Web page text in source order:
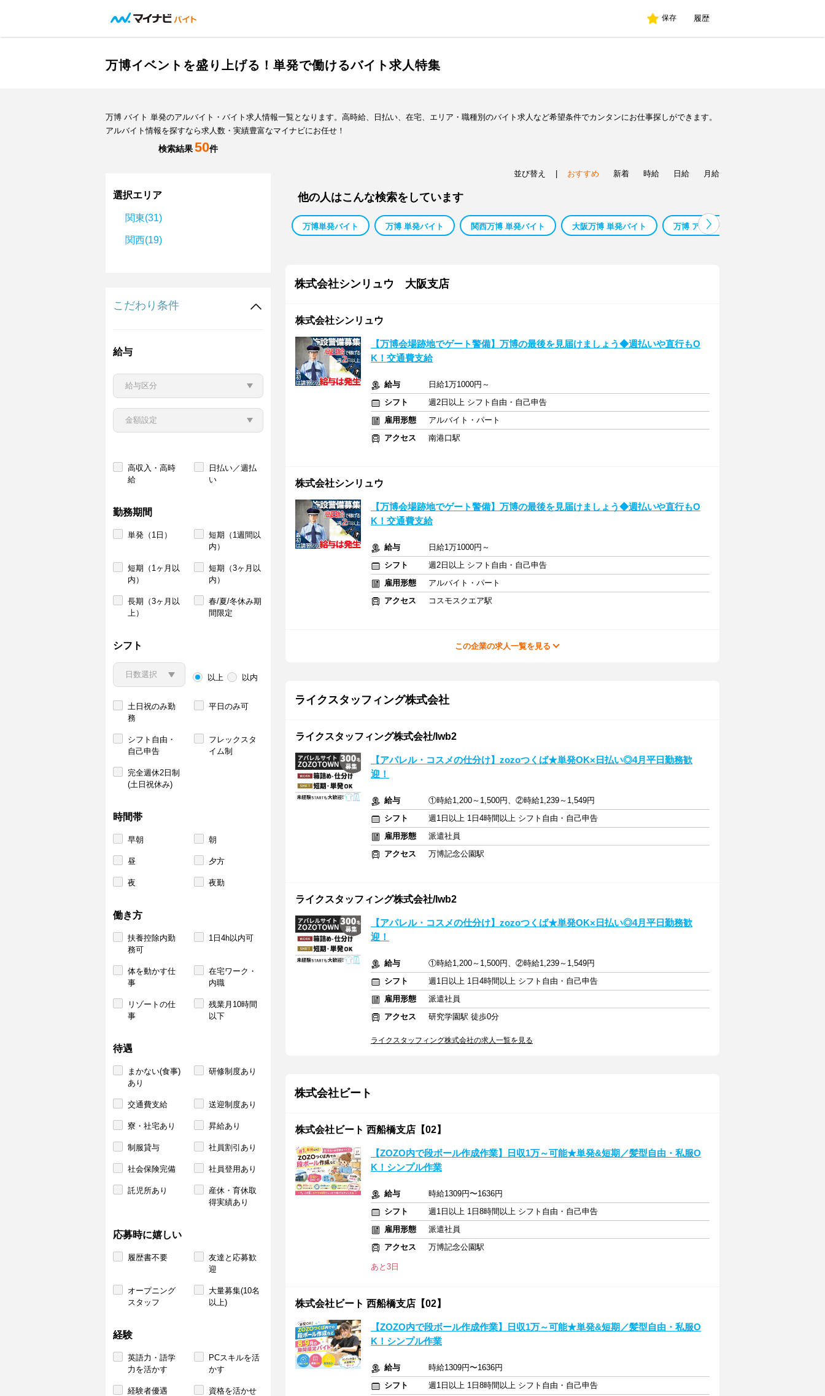
保存 履歴
万博イベントを盛り上げる！単発で働けるバイト求人特集
万博 バイト 単発のアルバイト・バイト求人情報一覧となります。高時給、日払い、在宅、エリア・職種別のバイト求人など希望条件でカンタンにお仕事探しができます。
アルバイト情報を探すなら求人数・実績豊富なマイナビにお任せ！
検索結果50件
選択エリア
関東(31)
関西(19)
こだわり条件
給与
高収入・高時
給
日払い／週払
い
勤務期間
単発（1日）
短期（1週間以
内）
短期（1ヶ月以
内）
短期（3ヶ月以
内）
長期（3ヶ月以
上）
春/夏/冬休み期
間限定
シフト
以上 以内
土日祝のみ勤
務
平日のみ可
シフト自由・
自己申告
フレックスタ
イム制
完全週休2日制
(土日祝休み)
時間帯
早朝 朝
昼 夕方
夜 夜勤
働き方
扶養控除内勤
務可
1日4h以内可
体を動かす仕
事
在宅ワーク・
内職
リゾートの仕
事
残業月10時間
以下
待遇
まかない(食事)
あり
研修制度あり
交通費支給 送迎制度あり
寮・社宅あり 昇給あり
制服貸与 社員割引あり
社会保険完備 社員登用あり
託児所あり
産休・育休取
得実績あり
応募時に嬉しい
履歴書不要
友達と応募歓
迎
オープニング
スタッフ
大量募集(10名
以上)
経験
英語力・語学
力を活かす
PCスキルを活
かす
経験者優遇
資格を活かせ
並び替え おすすめ 新着 時給 日給 月給
他の人はこんな検索をしています
万博単発バイト 万博 単発バイト 関西万博 単発バイト 大阪万博 単発バイト 万博 アルバイト 単発
株式会社シンリュウ 大阪支店
株式会社シンリュウ
【万博会場跡地でゲート警備】万博の最後を見届けましょう◆週払いや直行もO
K！交通費支給
給与
日給1万1000円～
シフト
週2日以上 シフト自由・自己申告
雇用形態
アルバイト・パート
アクセス
南港口駅
株式会社シンリュウ
【万博会場跡地でゲート警備】万博の最後を見届けましょう◆週払いや直行もO
K！交通費支給
給与
日給1万1000円～
シフト
週2日以上 シフト自由・自己申告
雇用形態
アルバイト・パート
アクセス
コスモスクエア駅
この企業の求人一覧を見る
ライクスタッフィング株式会社
ライクスタッフィング株式会社/lwb2
【アパレル・コスメの仕分け】zozoつくば★単発OK×日払い◎4月平日勤務歓
迎！
給与
①時給1,200～1,500円、②時給1,239～1,549円
シフト
週1日以上 1日4時間以上 シフト自由・自己申告
雇用形態
派遣社員
アクセス
万博記念公園駅
ライクスタッフィング株式会社/lwb2
【アパレル・コスメの仕分け】zozoつくば★単発OK×日払い◎4月平日勤務歓
迎！
給与
①時給1,200～1,500円、②時給1,239～1,549円
シフト
週1日以上 1日4時間以上 シフト自由・自己申告
雇用形態
派遣社員
アクセス
研究学園駅 徒歩0分
ライクスタッフィング株式会社の求人一覧を見る
株式会社ビート
株式会社ビート 西船橋支店【02】
【ZOZO内で段ボール作成作業】日収1万～可能★単発&短期／髪型自由・私服O
K！シンプル作業
給与
時給1309円〜1636円
シフト
週1日以上 1日8時間以上 シフト自由・自己申告
雇用形態
派遣社員
アクセス
万博記念公園駅
あと3日
株式会社ビート 西船橋支店【02】
【ZOZO内で段ボール作成作業】日収1万～可能★単発&短期／髪型自由・私服O
K！シンプル作業
給与
時給1309円〜1636円
シフト
週1日以上 1日8時間以上 シフト自由・自己申告